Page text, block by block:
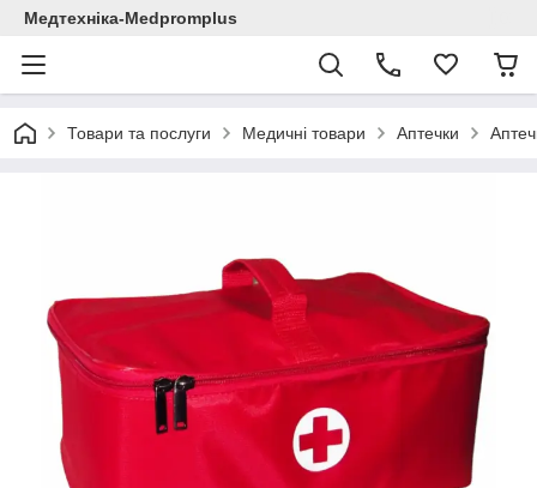
Медтехніка-Medpromplus
Товари та послуги Медичні товари Аптечки